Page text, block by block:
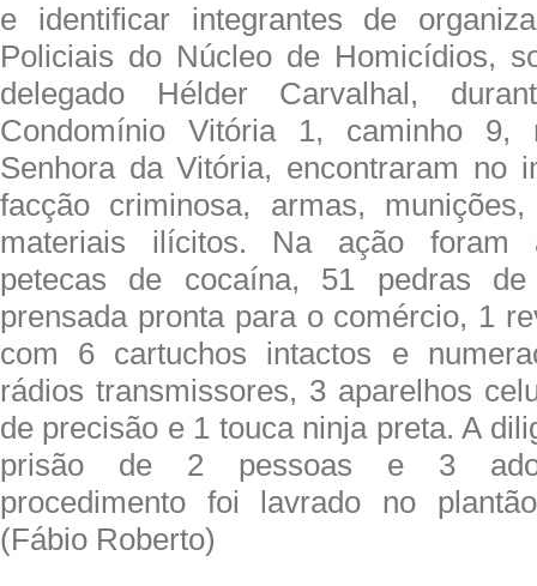
e identificar integrantes de
Policiais do Núcleo de Homicídios,
delegado Hélder Carvalhal,
Condomínio Vitória 1, caminho 9,
Senhora da Vitória, encontraram no
facção criminosa, armas,
materiais ilícitos. Na ação foram
petecas de cocaína, 51 pedras de
prensada pronta para o comércio, 1
com 6 cartuchos intactos e
rádios transmissores, 3 aparelhos
de precisão e 1 touca ninja preta. A
prisão de 2 pessoas e 3
procedimento foi lavrado no
(Fábio Roberto)